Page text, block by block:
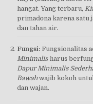
hangat. Yang terbaru,
primadona karena satu
dan tahan air.
Fungsi: Fungsionalitas
Minimalisharus
Dapur Minimalis
Bawahwajib kokoh
dan wajan.